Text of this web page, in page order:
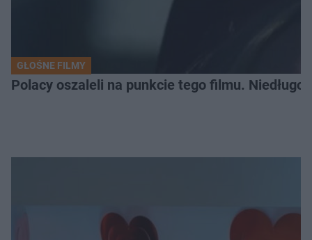
GŁOŚNE FILMY
Polacy oszaleli na punkcie tego filmu. Niedługo